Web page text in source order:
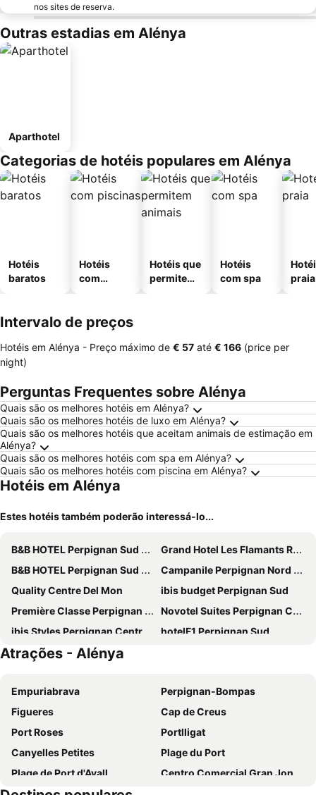
nos sites de reserva.
Outras estadias em Alénya
Aparthotel
Categorias de hotéis populares em Alénya
Hotéis
baratos
Hotéis
com
Hotéis que
permitem
Hotéis
com spa
praia
Intervalo de preços
Hotéis em Alénya - Preço máximo de ‎€ 57 até ‎€ 166 (price per
night)
Perguntas Frequentes sobre Alénya
Quais são os melhores hotéis em Alénya?
Quais são os melhores hotéis de luxo em Alénya?
Quais são os melhores hotéis que aceitam animais de estimação em
Alénya?
Quais são os melhores hotéis com spa em Alénya?
Quais são os melhores hotéis com piscina em Alénya?
Hotéis em Alénya
Estes hotéis também poderão interessá-lo...
B&B HOTEL Perpignan Sud Marché International
Grand Hotel Les Flamants Roses
B&B HOTEL Perpignan Sud Porte d'Espagne
Campanile Perpignan Nord - Aéroport
Quality Centre Del Mon
ibis budget Perpignan Sud
Première Classe Perpignan Nord - Aéroport
Novotel Suites Perpignan Centre
ibis Styles Perpignan Centre Gare
hotelF1 Perpignan Sud
La Frégate
Kyriad Prestige Perpignan Centre Gare
Kyriad Perpignan Sud
Premiere Classe Perpignan Sud
Dali Hôtel Perpignan - Restaurant
urban by balladins Perpignan
Hotel Le Centre
Les Bulles de Mer
Le Galion Hotel et Restaurant Canet Plage - Logis
Nyx Hotel
Victoria Hotel
Atrações - Alénya
Empuriabrava
Perpignan-Bompas
Figueres
Cap de Creus
Port Roses
Portlligat
Canyelles Petites
Plage du Port
Plage de Port d'Avall
Centro Comercial Gran Jonquera